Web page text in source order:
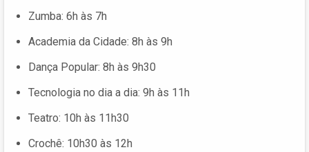
Zumba: 6h às 7h
Academia da Cidade: 8h às 9h
Dança Popular: 8h às 9h30
Tecnologia no dia a dia: 9h às 11h
Teatro: 10h às 11h30
Crochê: 10h30 às 12h